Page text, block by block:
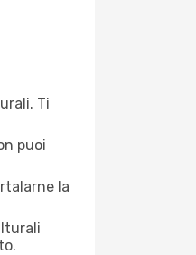
Ti
puoi
la